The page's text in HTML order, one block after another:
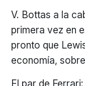
V. Bottas a la
primera vez en
pronto que
economía,
El par de